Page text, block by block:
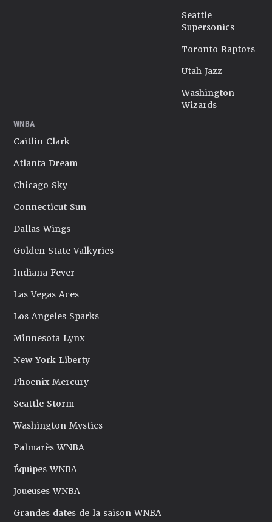
Seattle
Supersonics
Toronto Raptors
Utah Jazz
Washington
Wizards
WNBA
Caitlin Clark
Atlanta Dream
Chicago Sky
Connecticut Sun
Dallas Wings
Golden State Valkyries
Indiana Fever
Las Vegas Aces
Los Angeles Sparks
Minnesota Lynx
New York Liberty
Phoenix Mercury
Seattle Storm
Washington Mystics
Palmarès WNBA
Équipes WNBA
Joueuses WNBA
Grandes dates de la saison WNBA